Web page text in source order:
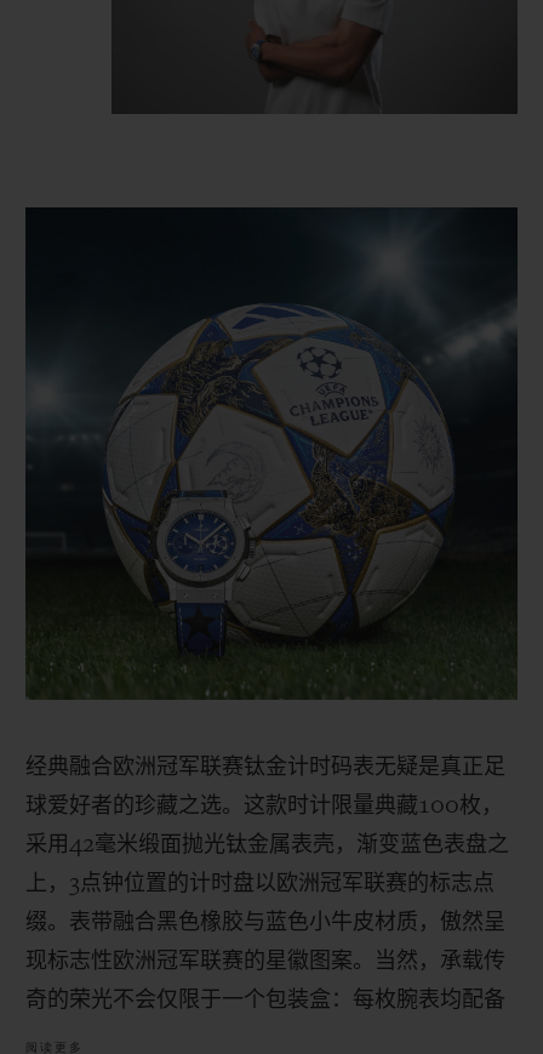
经典融合欧洲冠军联赛钛金计时码表无疑是真正足
球爱好者的珍藏之选。这款时计限量典藏100枚，
采用42毫米缎面抛光钛金属表壳，渐变蓝色表盘之
上， 3点钟位置的计时盘以欧洲冠军联赛的标志点
缀。表带融合黑色橡胶与蓝色小牛皮材质，傲然呈
现标志性欧洲冠军联赛的星徽图案。当然，承载传
奇的荣光不会仅限于一个包装盒：每枚腕表均配备
定制木质表盒，并附赠欧洲冠军联赛奖杯的官方迷
阅读更多